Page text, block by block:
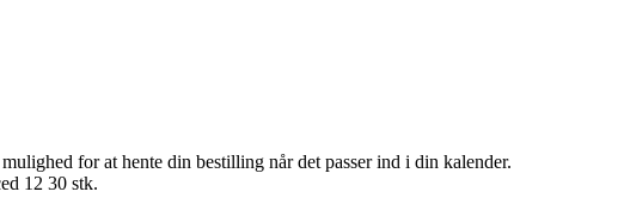
for at hente din bestilling når det passer ind i din kalender.
12 30 stk.